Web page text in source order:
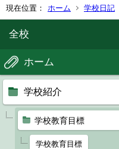
現在位置： ホーム 学校日記
全校
ホーム
学校紹介
学校教育目標
学校教育目標